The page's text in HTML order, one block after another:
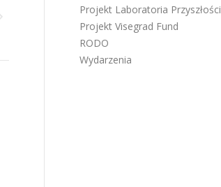
Projekt Laboratoria Przyszłości
Projekt Visegrad Fund
RODO
Wydarzenia